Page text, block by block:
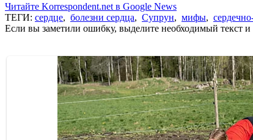
Читайте Korrespondent.net в Google News
ТЕГИ: сердце, болезни сердца, Супрун, мифы,
Если вы заметили ошибку, выделите необходимый текст